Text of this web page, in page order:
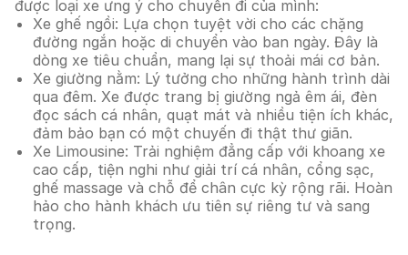
được loại xe ưng ý cho chuyến đi của mình:
Xe ghế ngồi: Lựa chọn tuyệt vời cho các chặng
đường ngắn hoặc di chuyển vào ban ngày. Đây là
dòng xe tiêu chuẩn, mang lại sự thoải mái cơ bản.
Xe giường nằm: Lý tưởng cho những hành trình dài
qua đêm. Xe được trang bị giường ngả êm ái, đèn
đọc sách cá nhân, quạt mát và nhiều tiện ích khác,
đảm bảo bạn có một chuyến đi thật thư giãn.
Xe Limousine: Trải nghiệm đẳng cấp với khoang xe
cao cấp, tiện nghi như giải trí cá nhân, cổng sạc,
ghế massage và chỗ để chân cực kỳ rộng rãi. Hoàn
hảo cho hành khách ưu tiên sự riêng tư và sang
trọng.